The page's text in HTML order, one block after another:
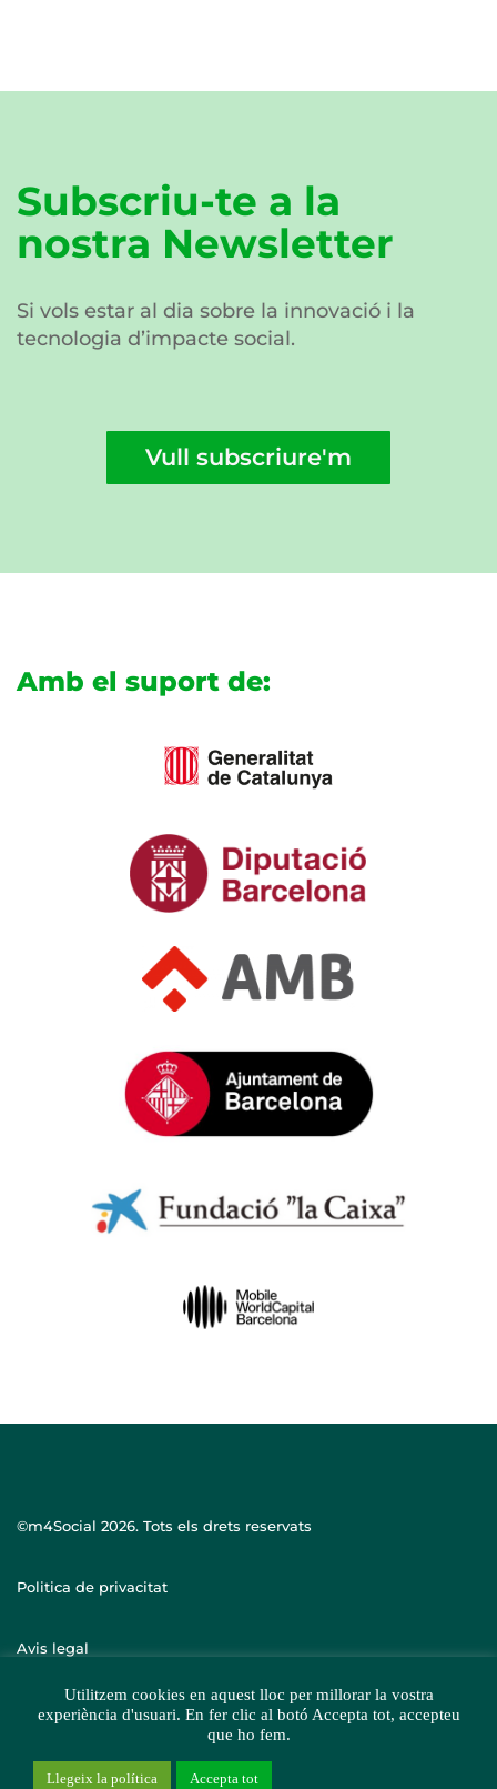
Subscriu-te a la
nostra Newsletter
Si vols estar al dia sobre la innovació i la
tecnologia d’impacte social.
Vull subscriure'm
Amb el suport de:
©m4Social 2026. Tots els drets reservats
Politica de privacitat
Avis legal
Utilitzem cookies en aquest lloc per millorar la vostra
experiència d'usuari. En fer clic al botó Accepta tot, accepteu
que ho fem.
Llegeix la política Accepta tot